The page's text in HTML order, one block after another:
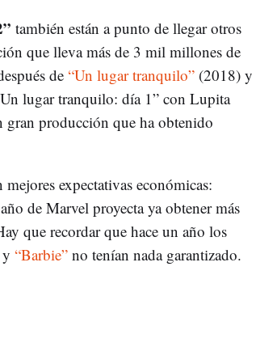
también están a punto de llegar otros
que lleva más de 3 mil millones de
de “Un lugar tranquilo”(2018) y
lugar tranquilo: día 1” con Lupita
gran producción que ha obtenido
expectativas económicas:
de Marvel proyecta ya obtener más
que recordar que hace un año los
“Barbie”no tenían nada garantizado.